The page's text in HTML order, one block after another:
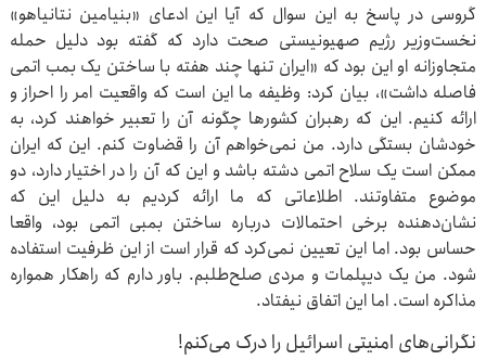
گروسی در پاسخ به این سوال که آیا این ادعای «بنیامین نتانیاهو»
نخست‌وزیر رژیم صهیونیستی صحت دارد که گفته بود دلیل حمله
متجاوزانه او این بود که «ایران تنها چند هفته با ساختن یک بمب اتمی
فاصله داشت»، بیان کرد: وظیفه ما این است که واقعیت امر را احراز و
ارائه کنیم. این که رهبران کشورها چگونه آن را تعبیر خواهند کرد، به
خودشان بستگی دارد. من نمی‌خواهم آن را قضاوت کنم. این که ایران
ممکن است یک سلاح اتمی دشته باشد و این که آن را در اختیار دارد، دو
موضوع متفاوتند. اطلاعاتی که ما ارائه کردیم به دلیل این که
نشان‌دهنده برخی احتمالات درباره ساختن بمبی اتمی بود، واقعا
حساس بود. اما این تعیین‌ نمی‌کرد که قرار است از این ظرفیت استفاده
شود. من یک دیپلمات و مردی صلح‌طلبم. باور دارم که راهکار همواره
مذاکره است. اما این اتفاق نیفتاد.
نگرانی‌های امنیتی اسرائیل را درک می‌کنم!